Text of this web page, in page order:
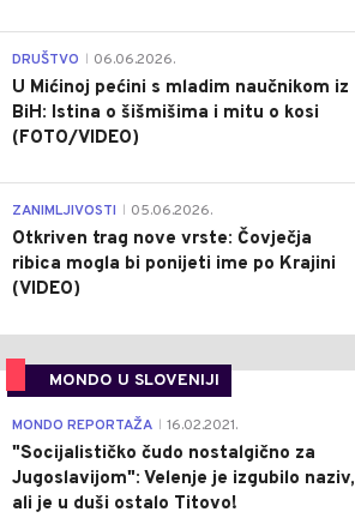
DRUŠTVO 06.06.2026.
U Mićinoj pećini s mladim naučnikom iz
BiH: Istina o šišmišima i mitu o kosi
(FOTO/VIDEO)
ZANIMLJIVOSTI 05.06.2026.
Otkriven trag nove vrste: Čovječja
ribica mogla bi ponijeti ime po Krajini
(VIDEO)
MONDO U SLOVENIJI
MONDO REPORTAŽA 16.02.2021.
"Socijalističko čudo nostalgično za
Jugoslavijom": Velenje je izgubilo naziv,
ali je u duši ostalo Titovo!